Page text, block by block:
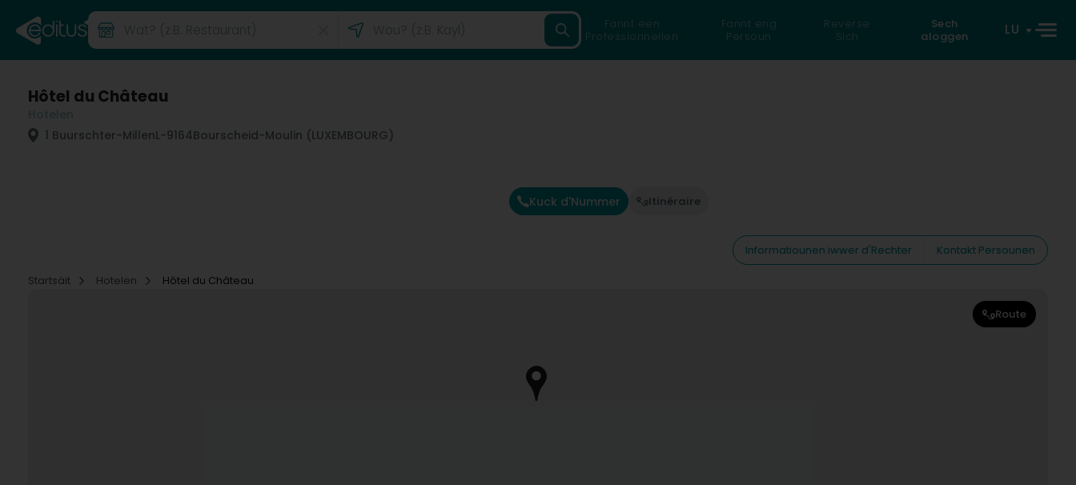
Fannt een
Professionnellen
Fannt eng
Persoun
Reverse
Sich
Sech
aloggen
LU
Hôtel du Château
1 Buurschter-MillenL-9164Bourscheid-Moulin (LUXEMBOURG)
Kuck d'Nummer Itinéraire
Informatiounen iwwer d'Rechter
Kontakt Persounen
Startsäit
Hotelen Hôtel du Château
Route